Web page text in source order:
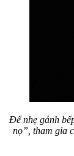
Để nhẹ gánh
nọ”, tham gia